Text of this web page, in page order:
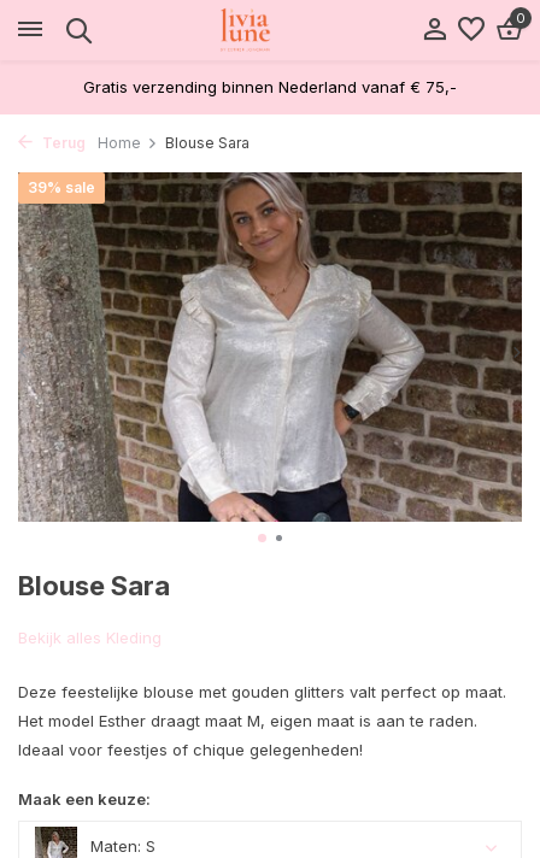
0
Gratis verzending binnen Nederland vanaf € 75,-
Terug Home Blouse Sara
Blouse Sara
39% sale
Bekijk alles Kleding
Deze feestelijke blouse met gouden glitters valt perfect op maat.
Het model Esther draagt maat M, eigen maat is aan te raden.
Ideaal voor feestjes of chique gelegenheden!
Maak een keuze:
Maten: S